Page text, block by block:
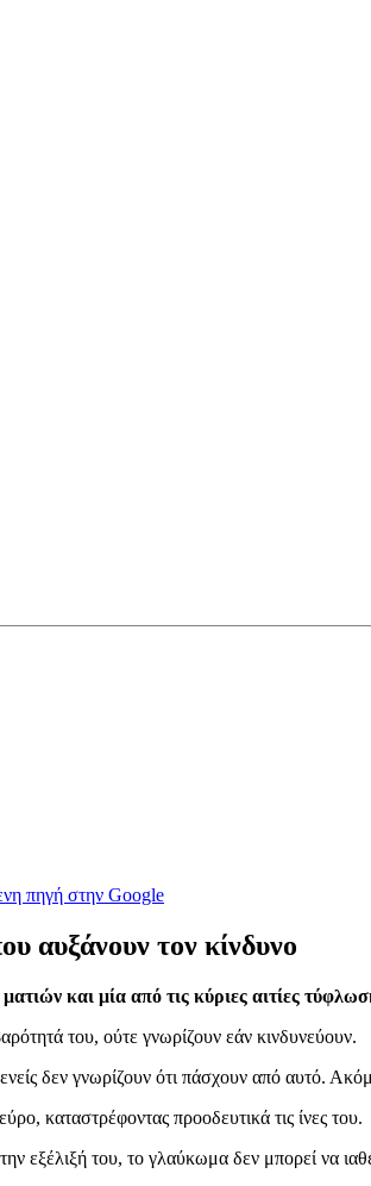
πηγή στην Google
αυξάνουν τον κίνδυνο
και μία από τις κύριες αιτίες
του, ούτε γνωρίζουν εάν κινδυνεύουν.
δεν γνωρίζουν ότι πάσχουν από αυτό.
καταστρέφοντας προοδευτικά τις ίνες του.
εξέλιξή του, το γλαύκωμα δεν μπορεί να